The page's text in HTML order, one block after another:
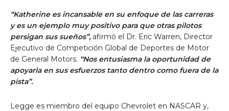
“Katherine es incansable en su enfoque de las carreras
y es un ejemplo muy positivo para que otras pilotos
persigan sus sueños”, afirmó el Dr. Eric Warren, Director
Ejecutivo de Competición Global de Deportes de Motor
de General Motors. “Nos entusiasma la oportunidad de
apoyarla en sus esfuerzos tanto dentro como fuera de la
pista”.
Legge es miembro del equipo Chevrolet en NASCAR y,